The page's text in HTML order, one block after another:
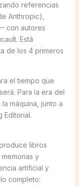
referencias
Anthropic),
con autores
Está
de los 4 primeros
el tiempo que
Para la era del
máquina, junto a
Editorial.
libros
y
artificial y
completo: